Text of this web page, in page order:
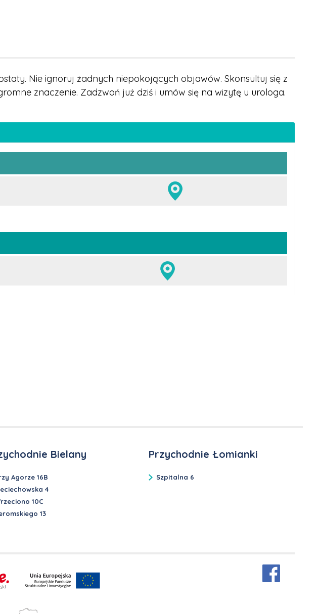
Nie ignoruj żadnych niepokojących objawów. Skonsultuj się z
znaczenie. Zadzwoń już dziś i umów się na wizytę u urologa.
Bielany
Agorze 16B
4
10C
13
Przychodnie Łomianki
Szpitalna 6